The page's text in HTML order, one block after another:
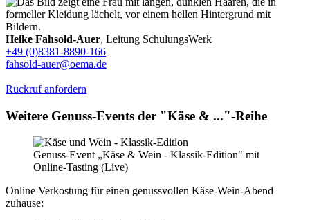
Heike Fahsold-Auer, Leitung SchulungsWerk
+49 (0)8381-8890-166
fahsold-auer@oema.de
Rückruf anfordern
Weitere Genuss-Events der "Käse & ..."-Reihe
Genuss-Event „Käse & Wein - Klassik-Edition" mit
Online-Tasting (Live)
Online Verkostung für einen genussvollen Käse-Wein-Abend
zuhause: